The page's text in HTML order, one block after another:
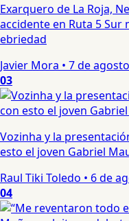
Exarquero de La Roja,
accidente en Ruta 5
ebriedad
Javier Mora • 7 de
03
Vozinha y la
esto el joven Gabriel
Raul Tiki Toledo • 6 de
04